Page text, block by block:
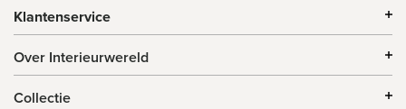
Klantenservice
Over Interieurwereld
Collectie